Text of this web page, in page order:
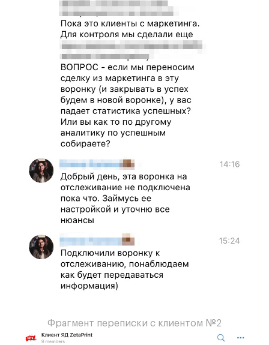
Фрагмент переписки с клиентом №2